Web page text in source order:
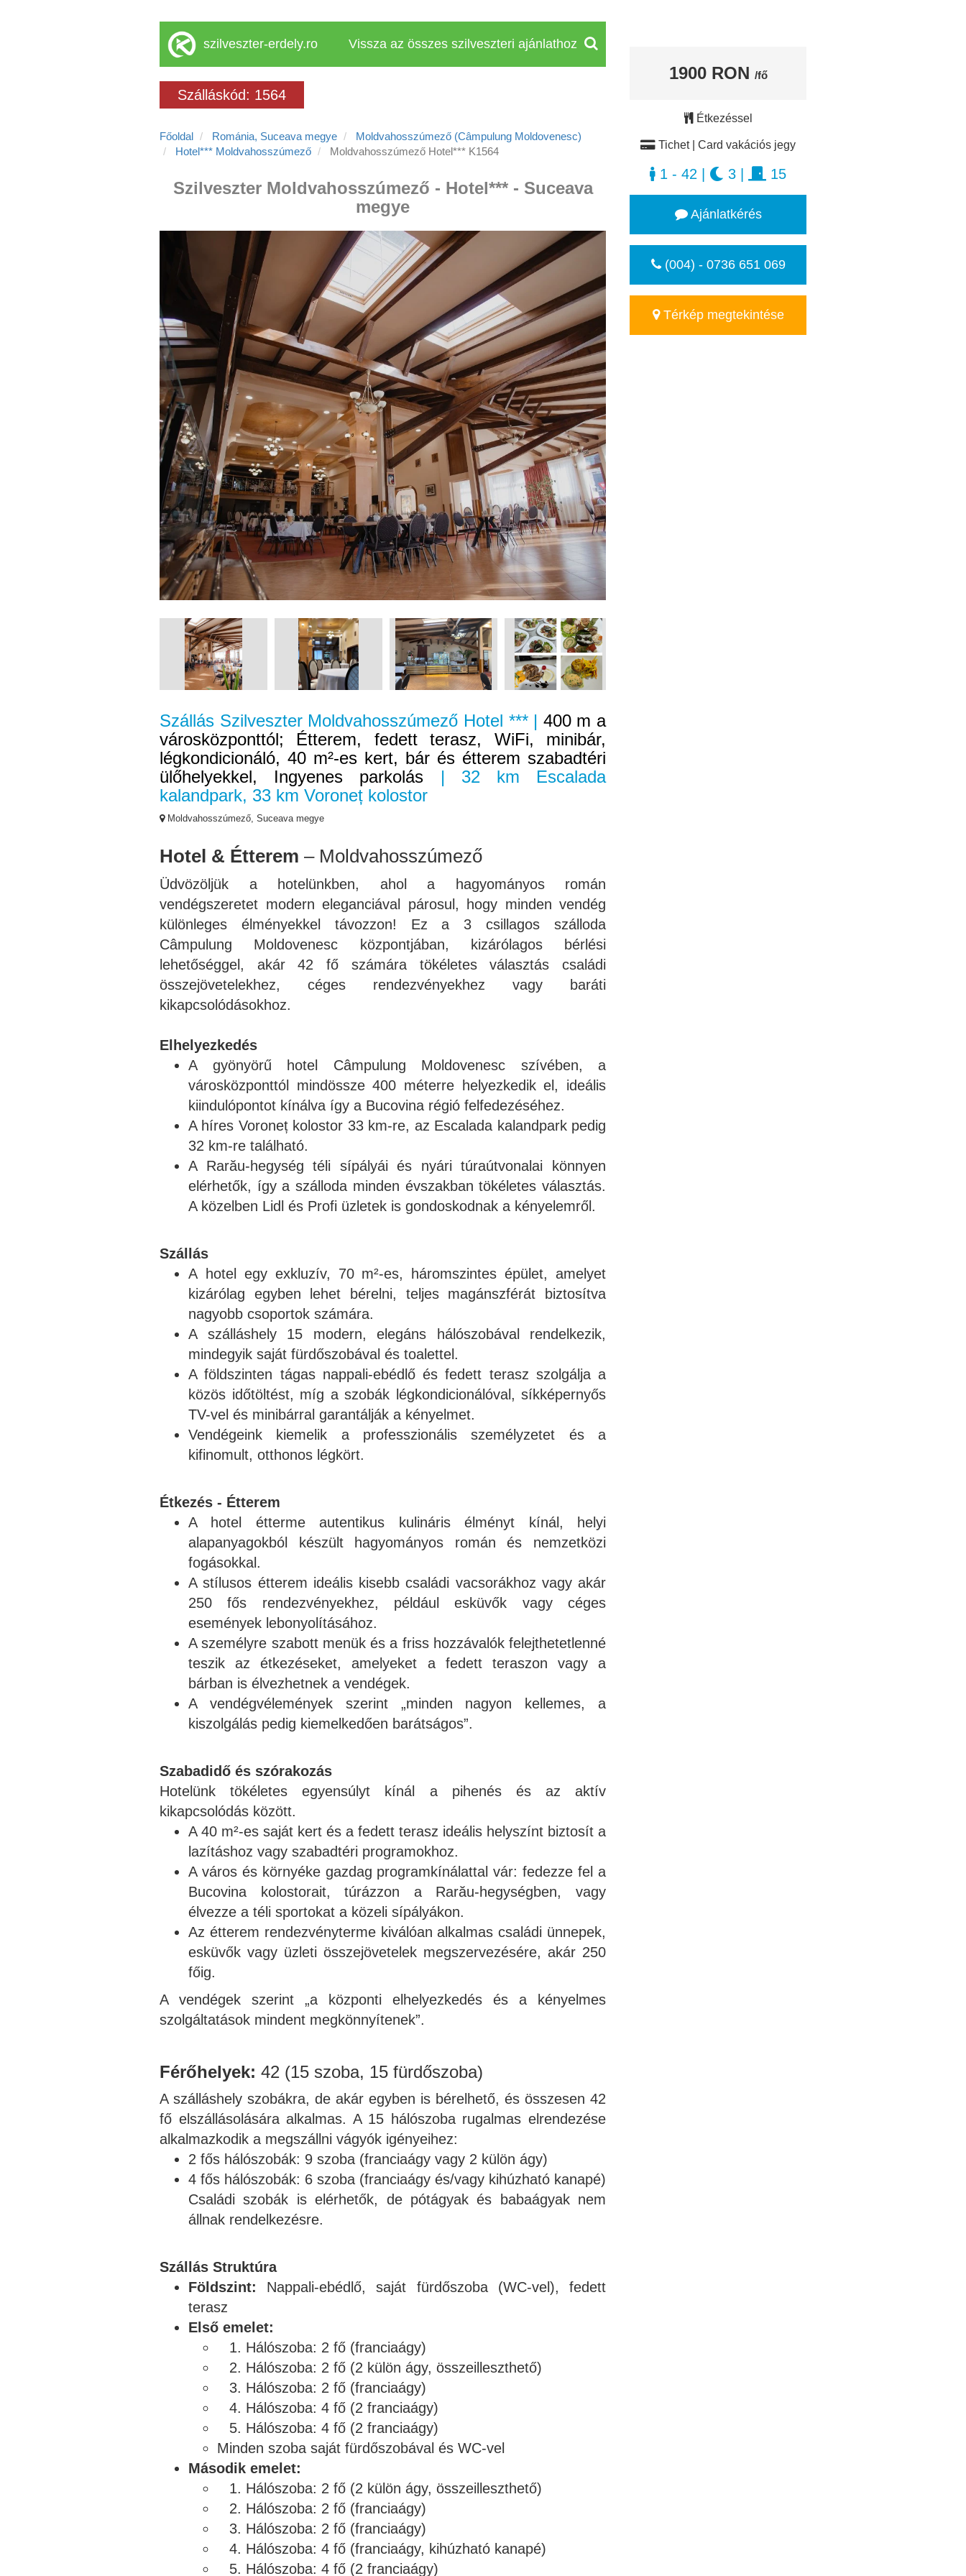
szilveszter-erdely.ro Vissza az összes szilveszteri ajánlathoz
Szálláskód: 1564
Főoldal Románia, Suceava megye
Moldvahosszúmező (Câmpulung Moldovenesc)
Hotel*** Moldvahosszúmező
Moldvahosszúmező Hotel*** K1564
Szilveszter Moldvahosszúmező - Hotel*** - Suceava
megye
Szállás Szilveszter Moldvahosszúmező Hotel *** | 400 m a
városközponttól; Étterem, fedett terasz, WiFi, minibár,
légkondicionáló, 40 m²-es kert, bár és étterem szabadtéri
ülőhelyekkel, Ingyenes parkolás | 32 km Escalada
kalandpark, 33 km Voroneț kolostor
Moldvahosszúmező, Suceava megye
Hotel & Étterem – Moldvahosszúmező
Üdvözöljük a hotelünkben, ahol a hagyományos román
vendégszeretet modern eleganciával párosul, hogy minden vendég
különleges élményekkel távozzon! Ez a 3 csillagos szálloda
Câmpulung Moldovenesc központjában, kizárólagos bérlési
lehetőséggel, akár 42 fő számára tökéletes választás családi
összejövetelekhez, céges rendezvényekhez vagy baráti
kikapcsolódásokhoz.
Elhelyezkedés
A gyönyörű hotel Câmpulung Moldovenesc szívében, a
városközponttól mindössze 400 méterre helyezkedik el, ideális
kiindulópontot kínálva így a Bucovina régió felfedezéséhez.
A híres Voroneț kolostor 33 km-re, az Escalada kalandpark pedig
32 km-re található.
A Rarău-hegység téli sípályái és nyári túraútvonalai könnyen
elérhetők, így a szálloda minden évszakban tökéletes választás.
A közelben Lidl és Profi üzletek is gondoskodnak a kényelemről.
Szállás
A hotel egy exkluzív, 70 m²-es, háromszintes épület, amelyet
kizárólag egyben lehet bérelni, teljes magánszférát biztosítva
nagyobb csoportok számára.
A szálláshely 15 modern, elegáns hálószobával rendelkezik,
mindegyik saját fürdőszobával és toalettel.
A földszinten tágas nappali-ebédlő és fedett terasz szolgálja a
közös időtöltést, míg a szobák légkondicionálóval, síkképernyős
TV-vel és minibárral garantálják a kényelmet.
Vendégeink kiemelik a professzionális személyzetet és a
kifinomult, otthonos légkört.
Étkezés - Étterem
A hotel étterme autentikus kulináris élményt kínál, helyi
alapanyagokból készült hagyományos román és nemzetközi
fogásokkal.
A stílusos étterem ideális kisebb családi vacsorákhoz vagy akár
250 fős rendezvényekhez, például esküvők vagy céges
események lebonyolításához.
A személyre szabott menük és a friss hozzávalók felejthetetlenné
teszik az étkezéseket, amelyeket a fedett teraszon vagy a
bárban is élvezhetnek a vendégek.
A vendégvélemények szerint „minden nagyon kellemes, a
kiszolgálás pedig kiemelkedően barátságos”.
Szabadidő és szórakozás
Hotelünk tökéletes egyensúlyt kínál a pihenés és az aktív
kikapcsolódás között.
A 40 m²-es saját kert és a fedett terasz ideális helyszínt biztosít a
lazításhoz vagy szabadtéri programokhoz.
A város és környéke gazdag programkínálattal vár: fedezze fel a
Bucovina kolostorait, túrázzon a Rarău-hegységben, vagy
élvezze a téli sportokat a közeli sípályákon.
Az étterem rendezvényterme kiválóan alkalmas családi ünnepek,
esküvők vagy üzleti összejövetelek megszervezésére, akár 250
főig.
A vendégek szerint „a központi elhelyezkedés és a kényelmes
szolgáltatások mindent megkönnyítenek”.
Férőhelyek: 42 (15 szoba, 15 fürdőszoba)
A szálláshely szobákra, de akár egyben is bérelhető, és összesen 42
fő elszállásolására alkalmas. A 15 hálószoba rugalmas elrendezése
alkalmazkodik a megszállni vágyók igényeihez:
2 fős hálószobák: 9 szoba (franciaágy vagy 2 külön ágy)
4 fős hálószobák: 6 szoba (franciaágy és/vagy kihúzható kanapé)
Családi szobák is elérhetők, de pótágyak és babaágyak nem
állnak rendelkezésre.
Szállás Struktúra
Földszint: Nappali-ebédlő, saját fürdőszoba (WC-vel), fedett
terasz
Első emelet:
Hálószoba: 2 fő (franciaágy)
Hálószoba: 2 fő (2 külön ágy, összeilleszthető)
Hálószoba: 2 fő (franciaágy)
Hálószoba: 4 fő (2 franciaágy)
Hálószoba: 4 fő (2 franciaágy)
Minden szoba saját fürdőszobával és WC-vel
Második emelet:
Hálószoba: 2 fő (2 külön ágy, összeilleszthető)
Hálószoba: 2 fő (franciaágy)
Hálószoba: 2 fő (franciaágy)
Hálószoba: 4 fő (franciaágy, kihúzható kanapé)
Hálószoba: 4 fő (2 franciaágy)
1900 RON /fő
Étkezéssel
Tichet | Card vakációs jegy
1 - 42 3 15
Ajánlatkérés
(004) - 0736 651 069
Térkép megtekintése